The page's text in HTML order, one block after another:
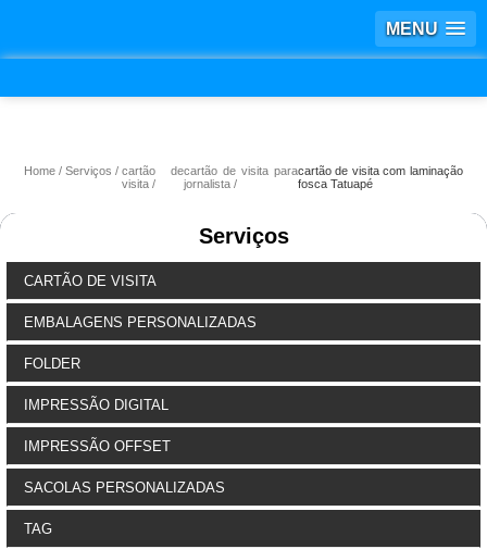
MENU
Home Serviços
cartão de
visita
cartão de visita para
jornalista
cartão de visita com laminação
fosca Tatuapé
Serviços
CARTÃO DE VISITA
EMBALAGENS PERSONALIZADAS
FOLDER
IMPRESSÃO DIGITAL
IMPRESSÃO OFFSET
SACOLAS PERSONALIZADAS
TAG